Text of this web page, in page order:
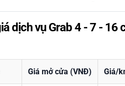
dịch vụ Grab 4 - 7 - 16
Giá mở cửa (VNĐ) Giá/